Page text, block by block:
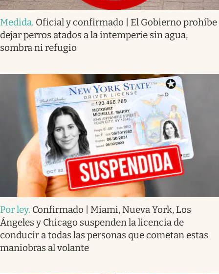
Medida. Oficial y confirmado | El Gobierno prohíbe
dejar perros atados a la intemperie sin agua,
sombra ni refugio
Por ley. Confirmado | Miami, Nueva York, Los
Ángeles y Chicago suspenden la licencia de
conducir a todas las personas que cometan estas
maniobras al volante